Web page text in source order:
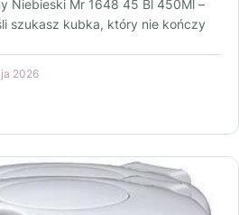
Niebieski Mr 1648 45 Bl 450Ml –
szukasz kubka, który nie kończy
2026